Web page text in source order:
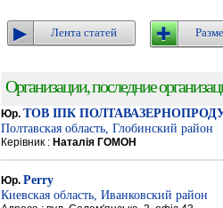
Лента статей
Организации, последние
Юр. ТОВ ІПК
Полтавская область, Глобинский район
Керівник : Наталія ГОМОН
Юр. Perry
Киевская область, Иванковский район